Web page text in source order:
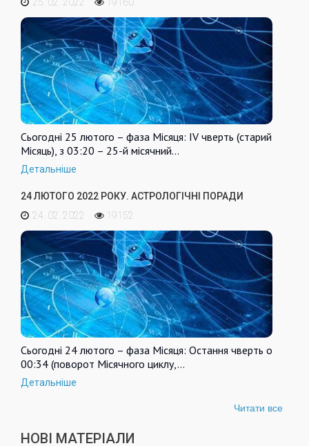
Сьогодні 25 лютого – фаза Місяця: IV чверть (старий
Місяць), з 03:20 – 25-й місячний…
Детальніше
24 ЛЮТОГО 2022 РОКУ. АСТРОЛОГІЧНІ ПОРАДИ
24. 02. 2022
19152
Сьогодні 24 лютого – фаза Місяця: Остання чверть о
00:34 (поворот Місячного циклу,…
Детальніше
Читати все
НОВІ МАТЕРІАЛИ